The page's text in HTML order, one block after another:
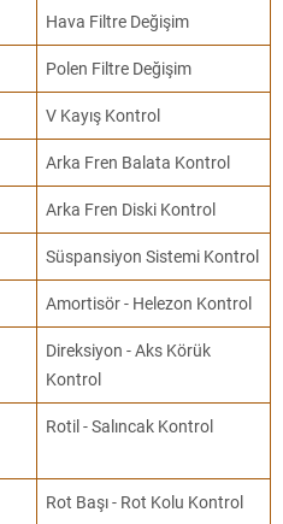
Hava Filtre Değişim
Polen Filtre Değişim
V Kayış Kontrol
Arka Fren Balata Kontrol
Arka Fren Diski Kontrol
Süspansiyon Sistemi Kontrol
Amortisör - Helezon Kontrol
Direksiyon - Aks Körük
Kontrol
Rotil - Salıncak Kontrol
Rot Başı - Rot Kolu Kontrol